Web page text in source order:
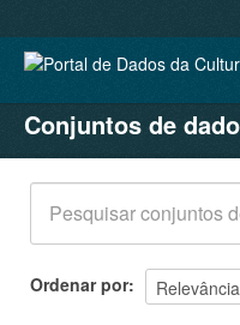
CONJUNTOS DE DADOS
ORGANIZAÇÕES
GRUPOS
SOBRE
Conjuntos de
Ordenar por